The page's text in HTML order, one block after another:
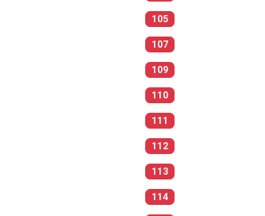
105
107
109
110
111
112
113
114